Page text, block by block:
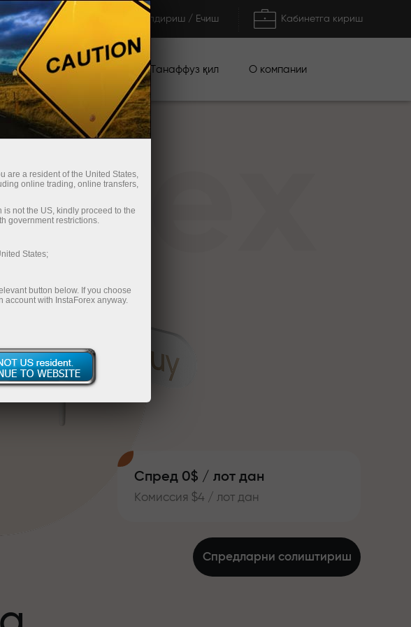
платформаси Тўлдириш / Ечиш Кабинетга кириш
учун Промоакциялар Танаффуз қил О компании
Спред 0$ / лот дан
Комиссия $4 / лот дан
Спредларни солиштириш
are a resident of the United States,
online trading, online transfers,
not the US, kindly proceed to the
government restrictions.
States;
button below. If you choose
account with InstaForex anyway.